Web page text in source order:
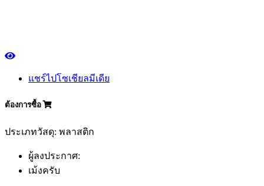
แชร์ไปโซเชียลมีเดีย
ต้องการซื้อ
ประเภทวัสดุ: พลาสติก
ผู้ลงประกาศ:
เม้งครับ